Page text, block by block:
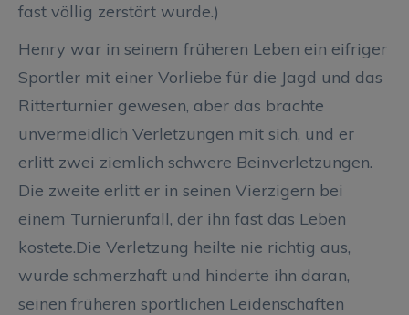
fast völlig zerstört wurde.)
Henry war in seinem früheren Leben ein eifriger
Sportler mit einer Vorliebe für die Jagd und das
Ritterturnier gewesen, aber das brachte
unvermeidlich Verletzungen mit sich, und er
erlitt zwei ziemlich schwere Beinverletzungen.
Die zweite erlitt er in seinen Vierzigern bei
einem Turnierunfall, der ihn fast das Leben
kostete.Die Verletzung heilte nie richtig aus,
wurde schmerzhaft und hinderte ihn daran,
seinen früheren sportlichen Leidenschaften